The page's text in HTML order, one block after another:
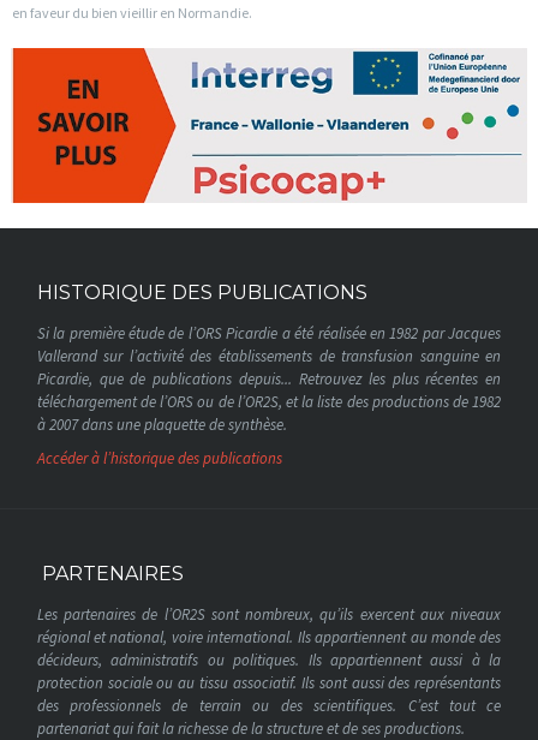
en faveur du bien vieillir en Normandie.
HISTORIQUE DES PUBLICATIONS
Si la première étude de l’ORS Picardie a été réalisée en 1982 par Jacques
Vallerand sur l’activité des établissements de transfusion sanguine en
Picardie, que de publications depuis... Retrouvez les plus récentes en
téléchargement de l’ORS ou de l’OR2S, et la liste des productions de 1982
à 2007 dans une plaquette de synthèse.
Accéder à l’historique des publications
PARTENAIRES
Les partenaires de l’OR2S sont nombreux, qu’ils exercent aux niveaux
régional et national, voire international. Ils appartiennent au monde des
décideurs, administratifs ou politiques. Ils appartiennent aussi à la
protection sociale ou au tissu associatif. Ils sont aussi des représentants
des professionnels de terrain ou des scientifiques. C’est tout ce
partenariat qui fait la richesse de la structure et de ses productions.